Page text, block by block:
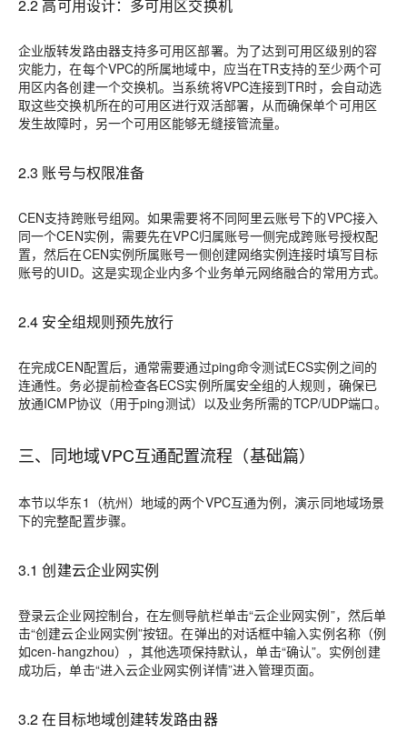
2.2 高可用设计：多可用区交换机
企业版转发路由器支持多可用区部署。为了达到可用区级别的容
灾能力，在每个VPC的所属地域中，应当在TR支持的至少两个可
用区内各创建一个交换机。当系统将VPC连接到TR时，会自动选
取这些交换机所在的可用区进行双活部署，从而确保单个可用区
发生故障时，另一个可用区能够无缝接管流量。
2.3 账号与权限准备
CEN支持跨账号组网。如果需要将不同阿里云账号下的VPC接入
同一个CEN实例，需要先在VPC归属账号一侧完成跨账号授权配
置，然后在CEN实例所属账号一侧创建网络实例连接时填写目标
账号的UID。这是实现企业内多个业务单元网络融合的常用方式。
2.4 安全组规则预先放行
在完成CEN配置后，通常需要通过ping命令测试ECS实例之间的
连通性。务必提前检查各ECS实例所属安全组的人规则，确保已
放通ICMP协议（用于ping测试）以及业务所需的TCP/UDP端口。
三、同地域VPC互通配置流程（基础篇）
本节以华东1（杭州）地域的两个VPC互通为例，演示同地域场景
下的完整配置步骤。
3.1 创建云企业网实例
登录云企业网控制台，在左侧导航栏单击“云企业网实例”，然后单
击“创建云企业网实例”按钮。在弹出的对话框中输入实例名称（例
如cen-hangzhou），其他选项保持默认，单击“确认”。实例创建
成功后，单击“进入云企业网实例详情”进入管理页面。
3.2 在目标地域创建转发路由器